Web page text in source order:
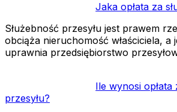
Jaka opłata za
Służebność przesyłu jest prawem
obciąża nieruchomość właściciela, a
uprawnia przedsiębiorstwo
Ile wynosi opłata
przesyłu?